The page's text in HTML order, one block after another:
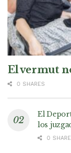
El vermut
0 SHARES
El
los
0